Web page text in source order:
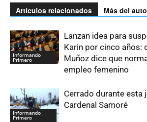
Artículos relacionados Más del
Informando
Primero
Lanzan idea para
Karin por cinco años:
Muñoz dice que
empleo femenino
Informando
Primero
Cerrado durante esta
Cardenal Samoré